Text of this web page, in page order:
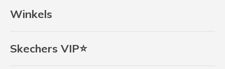
Winkels
Skechers VIP⭐